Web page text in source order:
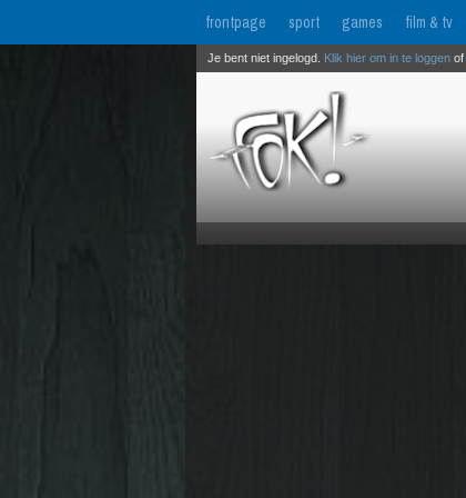
frontpage sport games film & tv
Je bent niet ingelogd. Klik hier om in te loggen of